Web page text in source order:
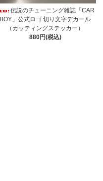
伝説のチューニング雑誌「CAR
BOY」公式ロゴ 切り文字デカール
（カッティングステッカー）
880円(税込)